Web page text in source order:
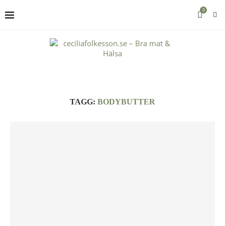
0
TAGG: BODYBUTTER